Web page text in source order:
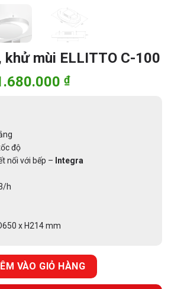
mùi ELLITTO C-100
₫.
₫Giá
độ
nối với bếp – Integra
h
x H214 mm
ELLITTO C-100 số lượng
VÀO GIỎ HÀNG